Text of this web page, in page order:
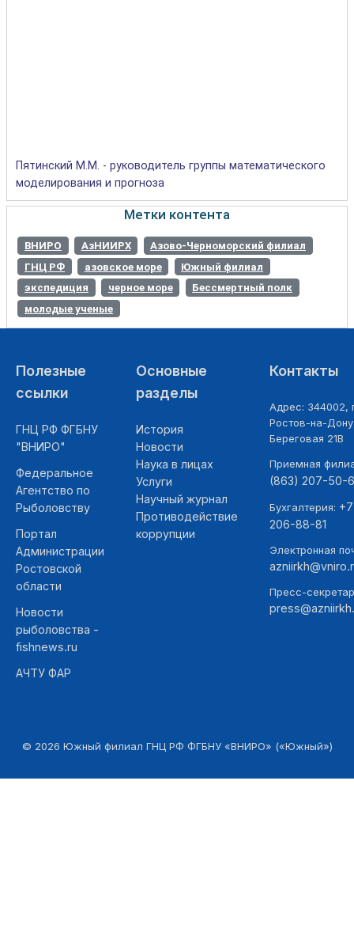
Пятинский М.М. - руководитель группы математического
моделирования и прогноза
Метки контента
ВНИРО АзНИИРХ
Азово-Черноморский филиал
ГНЦ РФ
азовское море
Южный филиал
экспедиция
черное море
Бессмертный полк
молодые ученые
Полезные
ссылки
ГНЦ РФ ФГБНУ
"ВНИРО"
Федеральное
Агентство по
Рыболовству
Портал
Администрации
Ростовской
области
Новости
рыболовства -
fishnews.ru
АЧТУ ФАР
Основные
разделы
История
Новости
Наука в лицах
Услуги
Научный журнал
Противодействие
коррупции
Контакты
Адрес: 344002,
Ростов-на-
Береговая 21В
Приемная
(863) 207-50-
Бухгалтерия:
206-88-81
Электронная
Пресс-
© 2026 Южный филиал ГНЦ РФ ФГБНУ «ВНИРО» («Южный»)